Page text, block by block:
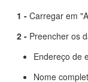
1 - Carregar em
2 - Preencher os
Endereço de
Nome